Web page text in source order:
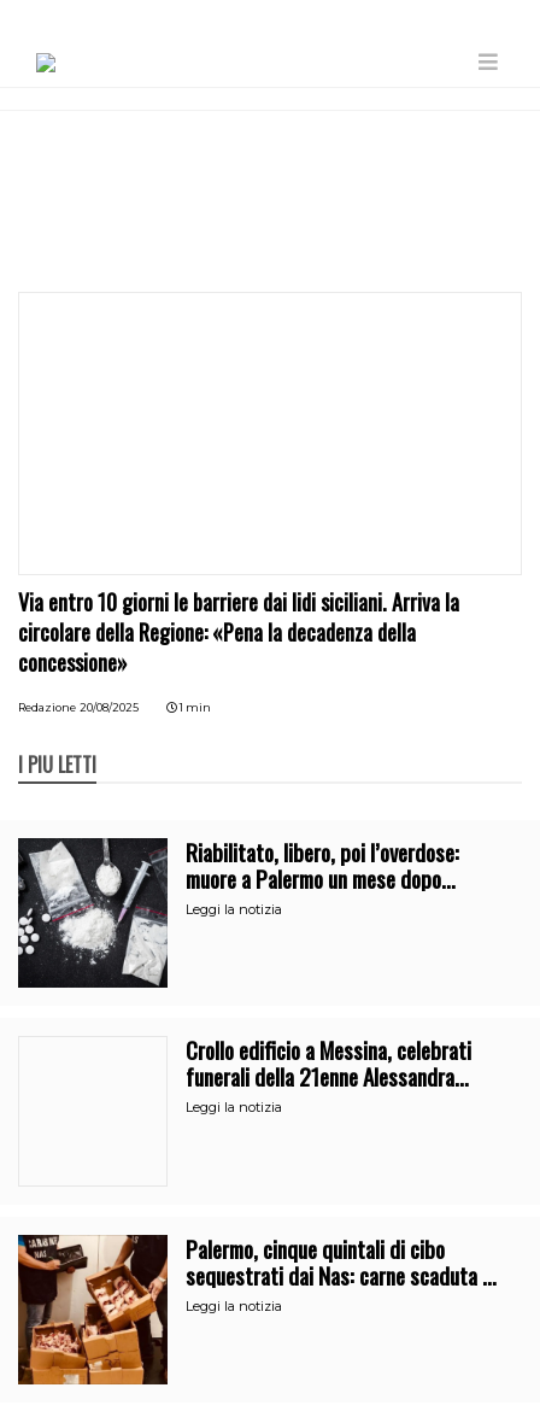
Via entro 10 giorni le barriere dai lidi siciliani. Arriva la
circolare della Regione: «Pena la decadenza della
concessione»
Redazione 20/08/2025 1 min
I PIÙ LETTI
Riabilitato, libero, poi l’overdose:
muore a Palermo un mese dopo
l’uscita dalla comunità
Leggi la notizia
Crollo edificio a Messina, celebrati
funerali della 21enne Alessandra
Frazzica
Leggi la notizia
Palermo, cinque quintali di cibo
sequestrati dai Nas: carne scaduta e
gelato in contenitori arrugginiti
Leggi la notizia